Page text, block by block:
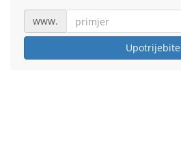
www.
Upotrijebite